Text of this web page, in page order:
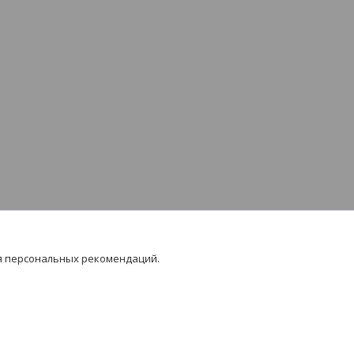
персональных рекомендаций.